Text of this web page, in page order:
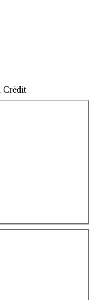
Crédit